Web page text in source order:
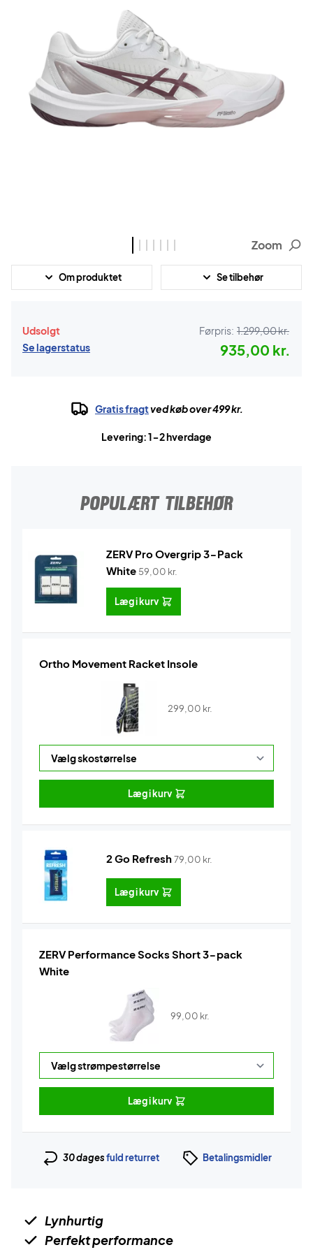
Zoom
Om produktet Se tilbehør
Udsolgt
Se lagerstatus
Førpris: 1.299,00 kr.
935,00 kr.
Gratis fragtved køb over 499 kr.
Levering: 1-2 hverdage
POPULÆRT TILBEHØR
ZERV Pro Overgrip 3-Pack
White 59,00 kr.
Læg i kurv
Ortho Movement Racket Insole
299,00 kr.
Læg i kurv
2 Go Refresh79,00 kr.
Læg i kurv
ZERV Performance Socks Short 3-pack
White
99,00 kr.
Læg i kurv
30 dagesfuld returret Betalingsmidler
Lynhurtig
Perfekt performance